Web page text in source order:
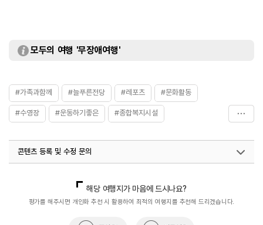
모두의 여행 '무장애여행'
#가족과함께 #늘푸른전당 #레포츠 #문화활동
#수영장 #운동하기좋은 #종합복지시설
콘텐츠 등록 및 수정 문의
해당 여행지가 마음에 드시나요?
평가를 해주시면 개인화 추천 시 활용하여 최적의 여행지를 추천해 드리겠습니다.